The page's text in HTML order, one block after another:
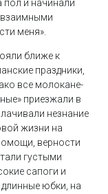
пол и начинали
взаимными
меня».
ближе к
праздники,
все молокане-
приезжали в
незнание
жизни на
верности
густыми
сапоги и
юбки, на